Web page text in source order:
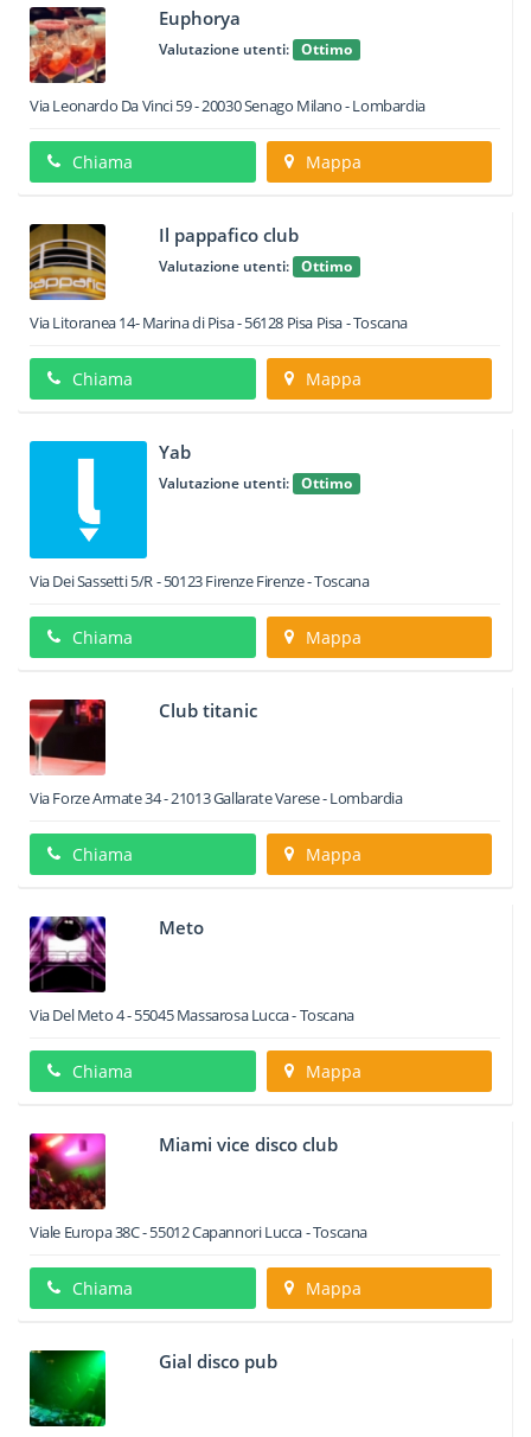
Euphorya
Valutazione utenti: Ottimo
Via Leonardo Da Vinci 59-20030Senago Milano -Lombardia
Chiama Mappa
Il pappafico club
Valutazione utenti: Ottimo
Via Litoranea 14- Marina di Pisa-56128 Pisa Pisa -Toscana
Chiama Mappa
Yab
Valutazione utenti: Ottimo
Via Dei Sassetti 5/R-50123FirenzeFirenze -Toscana
Chiama Mappa
Club titanic
Via Forze Armate 34-21013GallarateVarese -Lombardia
Chiama Mappa
Meto
Via Del Meto 4-55045 MassarosaLucca -Toscana
Chiama Mappa
Miami vice disco club
Viale Europa 38C-55012CapannoriLucca -Toscana
Chiama Mappa
Gial disco pub